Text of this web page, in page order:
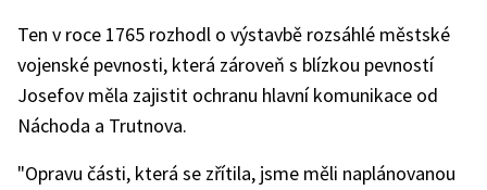
Ten v roce 1765 rozhodl o výstavbě rozsáhlé městské
vojenské pevnosti, která zároveň s blízkou pevností
Josefov měla zajistit ochranu hlavní komunikace od
Náchoda a Trutnova.
"Opravu části, která se zřítila, jsme měli naplánovanou